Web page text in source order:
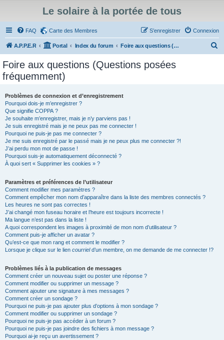
Le solaire à la portée de tous
FAQ Carte des Membres Connexion
S’enregistrer
A.P.P.E.R Portal Index du forum Foire aux questions (Questions posées fréquemment)
Foire aux questions (Questions posées
fréquemment)
Problèmes de connexion et d’enregistrement
Pourquoi dois-je m’enregistrer ?
Que signifie COPPA ?
Je souhaite m’enregistrer, mais je n’y parviens pas !
Je suis enregistré mais je ne peux pas me connecter !
Pourquoi ne puis-je pas me connecter ?
Je me suis enregistré par le passé mais je ne peux plus me connecter ?!
J’ai perdu mon mot de passe !
Pourquoi suis-je automatiquement déconnecté ?
À quoi sert « Supprimer les cookies » ?
Paramètres et préférences de l’utilisateur
Comment modifier mes paramètres ?
Comment empêcher mon nom d’apparaître dans la liste des membres connectés ?
Les heures ne sont pas correctes !
J’ai changé mon fuseau horaire et l’heure est toujours incorrecte !
Ma langue n’est pas dans la liste !
A quoi correspondent les images à proximité de mon nom d’utilisateur ?
Comment puis-je afficher un avatar ?
Qu’est-ce que mon rang et comment le modifier ?
Lorsque je clique sur le lien courrield’un membre, on me demande de me connecter !?
Problèmes liés à la publication de messages
Comment créer un nouveau sujet ou poster une réponse ?
Comment modifier ou supprimer un message ?
Comment ajouter une signature à mes messages ?
Comment créer un sondage ?
Pourquoi ne puis-je pas ajouter plus d’options à mon sondage ?
Comment modifier ou supprimer un sondage ?
Pourquoi ne puis-je pas accéder à un forum ?
Pourquoi ne puis-je pas joindre des fichiers à mon message ?
Pourquoi ai-je reçu un avertissement ?